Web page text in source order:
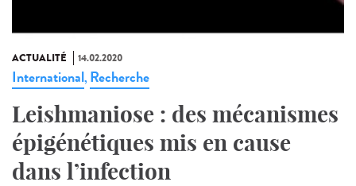
ACTUALITÉ 14.02.2020
International, Recherche
Leishmaniose : des mécanismes
épigénétiques mis en cause
dans l’infection